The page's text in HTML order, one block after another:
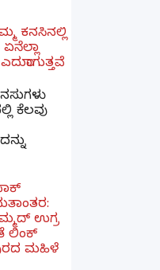
ಕನಸಿನಲ್ಲಿ
ಕೆಲವು
ಉಗ್ರ
ಲಿಂಕ್
ಮಹಿಳೆ